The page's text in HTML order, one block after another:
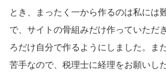
とき、まったく一から作るのは私には
で、サイトの骨組みだけ作っていただ
ろだけ自分で作るようにしました。ま
苦手なので、税理士に経理をお願いし